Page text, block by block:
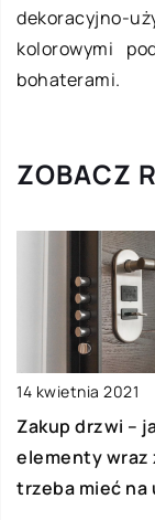
dekoracyjno-
kolorowymi
bohaterami.
ZOBACZ
14 kwietnia 2021
Zakup drzwi –
elementy wraz
trzeba mieć na